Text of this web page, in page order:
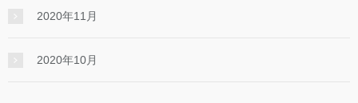
2020年11月
2020年10月